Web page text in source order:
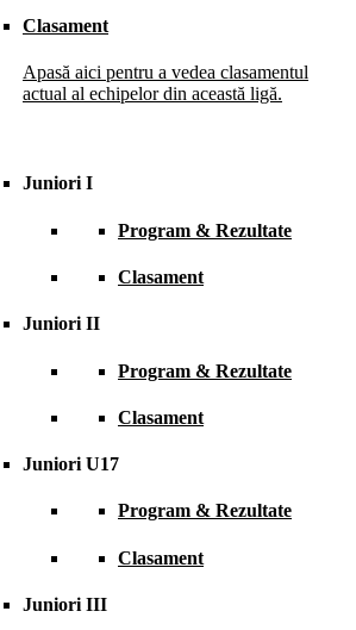
Clasament
Apasă aici pentru a vedea clasamentul
actual al echipelor din această ligă.
Juniori I
Program & Rezultate
Clasament
Juniori II
Program & Rezultate
Clasament
Juniori U17
Program & Rezultate
Clasament
Juniori III